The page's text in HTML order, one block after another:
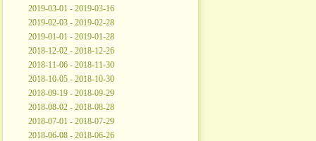
2019-03-01 - 2019-03-16
2019-02-03 - 2019-02-28
2019-01-01 - 2019-01-28
2018-12-02 - 2018-12-26
2018-11-06 - 2018-11-30
2018-10-05 - 2018-10-30
2018-09-19 - 2018-09-29
2018-08-02 - 2018-08-28
2018-07-01 - 2018-07-29
2018-06-08 - 2018-06-26